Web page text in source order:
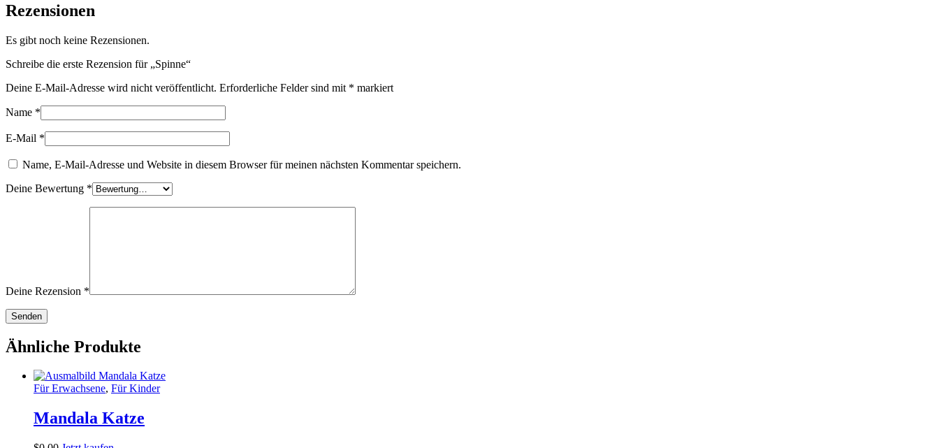
Rezensionen
Es gibt noch keine Rezensionen.
Schreibe die erste Rezension für „Spinne“
Deine E-Mail-Adresse wird nicht veröffentlicht. Erforderliche Felder sind mit * markiert
Name *
E-Mail *
Name, E-Mail-Adresse und Website in diesem Browser für meinen nächsten Kommentar speichern.
Deine Bewertung *
Deine Rezension *
Ähnliche Produkte
Für Erwachsene, Für Kinder
Mandala Katze